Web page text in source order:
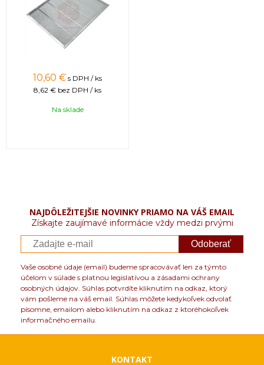
10,60 € s DPH / ks
8,62 € bez DPH / ks
Na sklade
NAJDÔLEŽITEJŠIE NOVINKY PRIAMO NA VÁŠ EMAIL
Získajte zaujímavé informácie vždy medzi prvými
Odoberať
Vaše osobné údaje (email) budeme spracovávať len za týmto
účelom v súlade s platnou legislatívou a zásadami ochrany
osobných údajov. Súhlas potvrdíte kliknutím na odkaz, ktorý
vám pošleme na váš email. Súhlas môžete kedykoľvek odvolať
písomne, emailom alebo kliknutím na odkaz z ktoréhokoľvek
informačného emailu.
KONTAKT